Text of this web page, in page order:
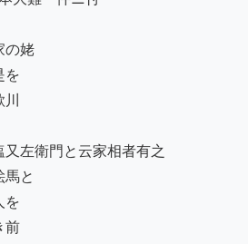
の姥
を
左衛門と云家相者有之
絵馬と
を
前